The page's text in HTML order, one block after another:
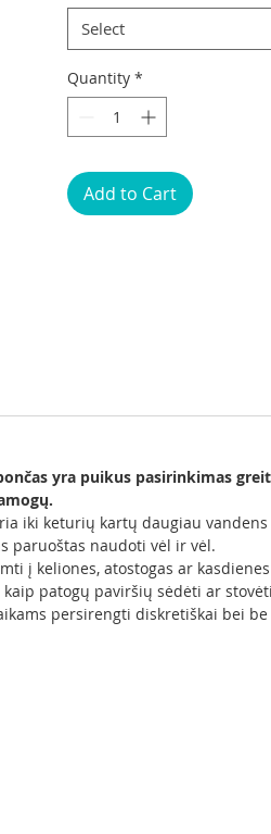
Select
Quantity *
Add to Cart
yra puikus pasirinkimas
iki keturių kartų daugiau
paruoštas naudoti vėl ir vėl.
į keliones, atostogas ar
patogų paviršių sėdėti ar
persirengti diskretiškai bei